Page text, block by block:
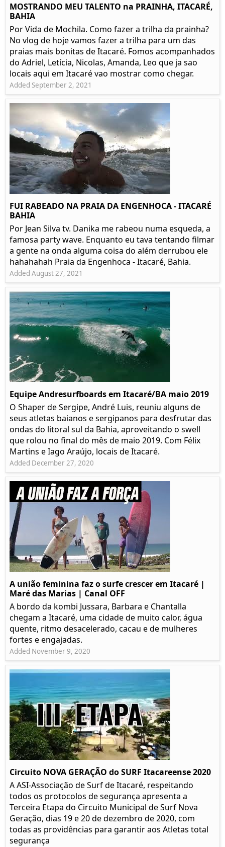
MOSTRANDO MEU TALENTO na PRAINHA, ITACARÉ,
BAHIA
Por Vida de Mochila. Como fazer a trilha da prainha?
No vlog de hoje vamos fazer a trilha para um das
praias mais bonitas de Itacaré. Fomos acompanhados
do Adriel, Letícia, Nicolas, Amanda, Leo que ja sao
locais aqui em Itacaré vao mostrar como chegar.
Added September 2, 2021
FUI RABEADO NA PRAIA DA ENGENHOCA - ITACARÉ
BAHIA
Por Jean Silva tv. Danika me rabeou numa esqueda, a
famosa party wave. Enquanto eu tava tentando filmar
a gente na onda alguma coisa do além derrubou ele
hahahahah Praia da Engenhoca - Itacaré, Bahia.
Added August 27, 2021
Equipe Andresurfboards em Itacaré/BA maio 2019
O Shaper de Sergipe, André Luis, reuniu alguns de
seus atletas baianos e sergipanos para desfrutar das
ondas do litoral sul da Bahia, aproveitando o swell
que rolou no final do mês de maio 2019. Com Félix
Martins e Iago Araújo, locais de Itacaré.
Added December 27, 2020
A união feminina faz o surfe crescer em Itacaré |
Maré das Marias | Canal OFF
A bordo da kombi Jussara, Barbara e Chantalla
chegam a Itacaré, uma cidade de muito calor, água
quente, ritmo desacelerado, cacau e de mulheres
fortes e engajadas.
Added November 9, 2020
Circuito NOVA GERAÇÃO do SURF Itacareense 2020
A ASI-Associação de Surf de Itacaré, respeitando
todos os protocolos de segurança apresenta a
Terceira Etapa do Circuito Municipal de Surf Nova
Geração, dias 19 e 20 de dezembro de 2020, com
todas as providências para garantir aos Atletas total
segurança